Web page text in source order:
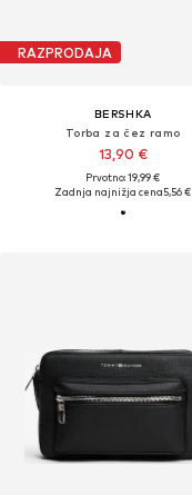
RAZPRODAJA
BERSHKA
Torba za čez ramo
13,90 €
Prvotno: 19,99 €
Zadnja najnižja cena5,56 €